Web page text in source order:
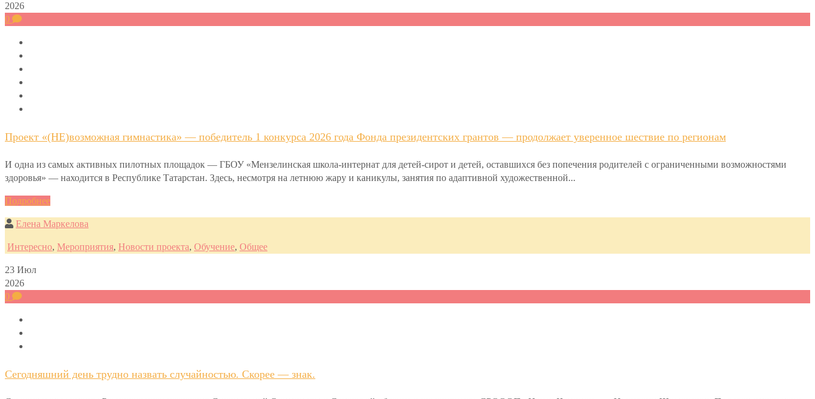
2026
0
Проект «(НЕ)возможная гимнастика» — победитель 1 конкурса 2026 года Фонда президентских грантов — продолжает уверенное шествие по регионам
И одна из самых активных пилотных площадок — ГБОУ «Мензелинская школа-интернат для детей-сирот и детей, оставшихся без попечения родителей с ограниченными возможностями
здоровья» — находится в Республике Татарстан. Здесь, несмотря на летнюю жару и каникулы, занятия по адаптивной художественной...
Подробнее
Елена Маркелова
Интересно, Мероприятия, Новости проекта, Обучение, Общее
23 Июл
2026
0
Сегодняшний день трудно назвать случайностью. Скорее — знак.